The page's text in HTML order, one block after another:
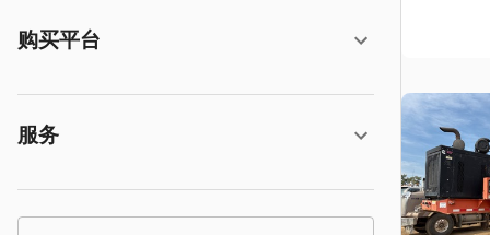
购买平台
服务